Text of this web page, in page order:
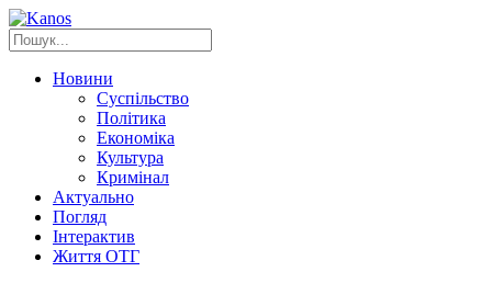
Новини
Суспільство
Політика
Економіка
Культура
Кримінал
Актуально
Погляд
Інтерактив
Життя ОТГ